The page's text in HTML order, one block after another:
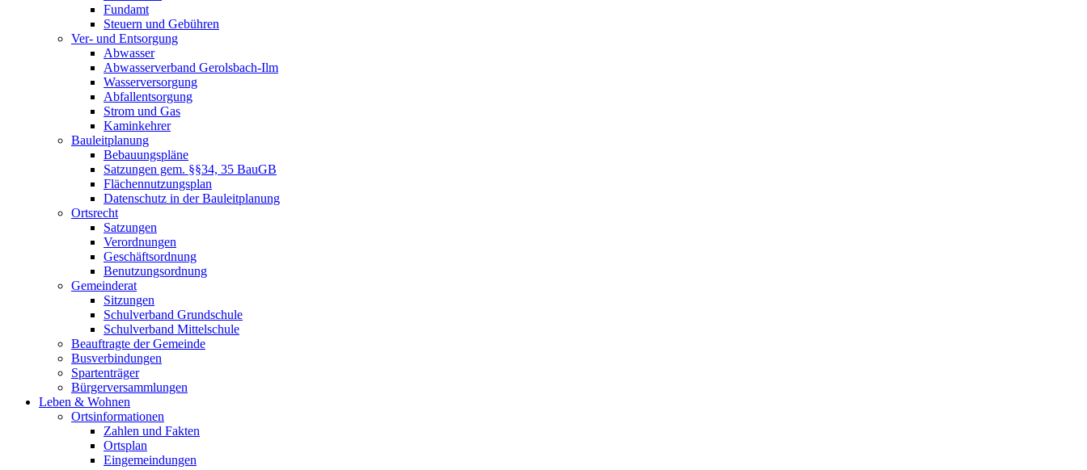
Fundamt
Steuern und Gebühren
Ver- und Entsorgung
Abwasser
Abwasserverband Gerolsbach-Ilm
Wasserversorgung
Abfallentsorgung
Strom und Gas
Kaminkehrer
Bauleitplanung
Bebauungspläne
Satzungen gem. §§34, 35 BauGB
Flächennutzungsplan
Datenschutz in der Bauleitplanung
Ortsrecht
Satzungen
Verordnungen
Geschäftsordnung
Benutzungsordnung
Gemeinderat
Sitzungen
Schulverband Grundschule
Schulverband Mittelschule
Beauftragte der Gemeinde
Busverbindungen
Spartenträger
Bürgerversammlungen
Leben & Wohnen
Ortsinformationen
Zahlen und Fakten
Ortsplan
Eingemeindungen